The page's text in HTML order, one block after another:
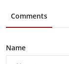
Comments
Name